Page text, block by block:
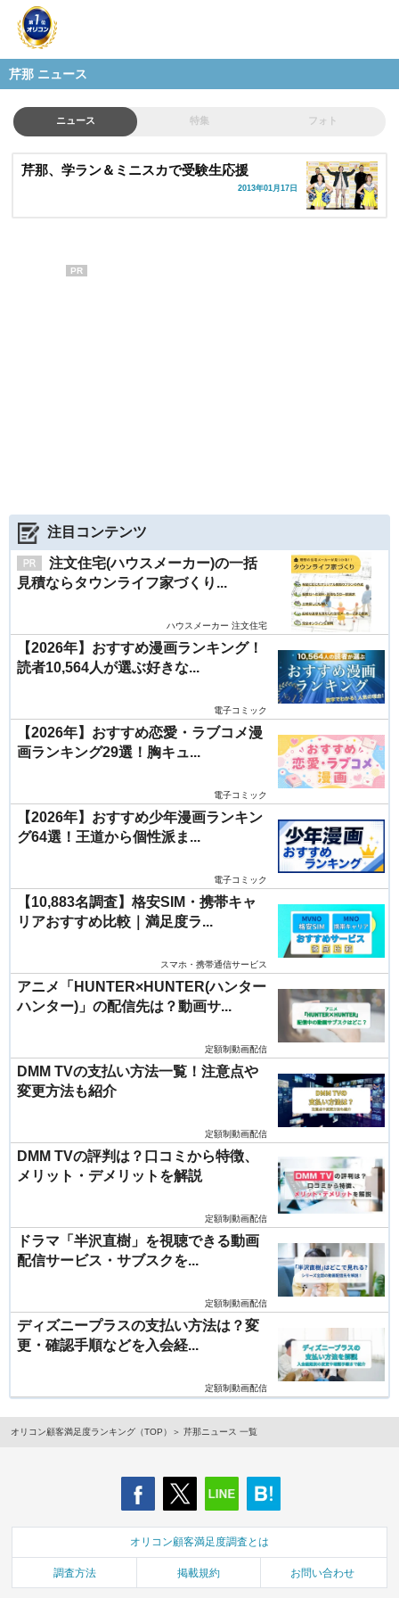
芹那 ニュース
ニュース 特集 フォト
芹那、学ラン＆ミニスカで受験生応援
2013年01月17日
PR
注目コンテンツ
注文住宅(ハウスメーカー)の一括
見積ならタウンライフ家づくり...
ハウスメーカー 注文住宅
【2026年】おすすめ漫画ランキング！
読者10,564人が選ぶ好きな...
電子コミック
【2026年】おすすめ恋愛・ラブコメ漫
画ランキング29選！胸キュ...
電子コミック
【2026年】おすすめ少年漫画ランキン
グ64選！王道から個性派ま...
電子コミック
【10,883名調査】格安SIM・携帯キャ
リアおすすめ比較｜満足度ラ...
スマホ・携帯通信サービス
アニメ「HUNTER×HUNTER(ハンター
ハンター)」の配信先は？動画サ...
定額制動画配信
DMM TVの支払い方法一覧！注意点や
変更方法も紹介
定額制動画配信
DMM TVの評判は？口コミから特徴、
メリット・デメリットを解説
定額制動画配信
ドラマ「半沢直樹」を視聴できる動画
配信サービス・サブスクを...
定額制動画配信
ディズニープラスの支払い方法は？変
更・確認手順などを入会経...
定額制動画配信
オリコン顧客満足度ランキング（TOP） 芹那ニュース 一覧
オリコン顧客満足度調査とは
調査方法 掲載規約 お問い合わせ